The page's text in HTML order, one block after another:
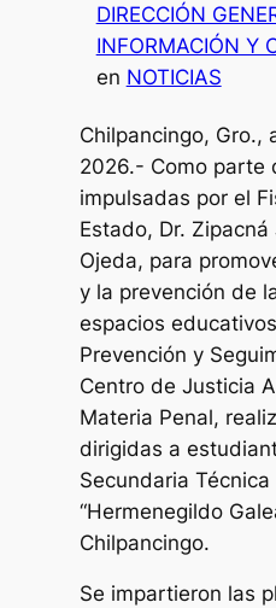
DIRECCIÓN
INFORMACIÓN Y
en NOTICIAS
Chilpancingo, Gro.,
2026.- Como parte
impulsadas por el
Estado, Dr. Zipacná
Ojeda, para
y la prevención de
espacios
Prevención y
Centro de Justicia
Materia Penal,
dirigidas a
Secundaria Técnica
“Hermenegildo
Chilpancingo.
Se impartieron las